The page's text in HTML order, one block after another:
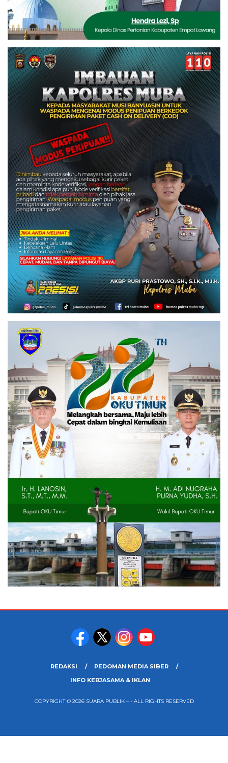
REDAKSI
PEDOMAN MEDIA SIBER
INFO KERJASAMA & IKLAN
COPYRIGHT © 2026 SUARA PUBLIK – - ALL RIGHTS RESERVED